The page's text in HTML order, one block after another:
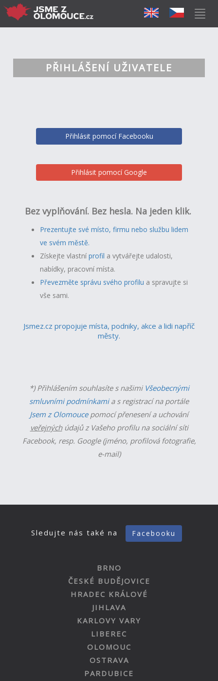
PŘIHLÁŠENÍ UŽIVATELE
Přihlásit pomocí Facebooku
Přihlásit pomocí Google
Bez vyplňování. Bez hesla. Na jeden klik.
Prezentujte své místo, firmu nebo službu lidem
ve svém městě.
Získejte vlastníprofil a vytvářejte udalosti,
nabídky, pracovní místa.
Převezměte správu svého profilu a spravujte si
vše sami.
Jsmez.cz propojuje místa, podniky, akce a lidi napříč
městy.
*) Přihlášením souhlasíte s našimi Všeobecnými
smluvními podmínkamia s registrací na portále
Jsem z Olomoucepomocí přenesení a uchování
veřejnýchúdajů z Vašeho profilu na sociální síti
Facebook, resp. Google (jméno, profilová fotografie,
e-mail)
Sledujte nás také na Facebooku
BRNO
ČESKÉ BUDĚJOVICE
HRADEC KRÁLOVÉ
JIHLAVA
KARLOVY VARY
LIBEREC
OLOMOUC
OSTRAVA
PARDUBICE